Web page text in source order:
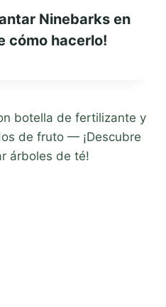
Ninebarks en
cómo hacerlo!